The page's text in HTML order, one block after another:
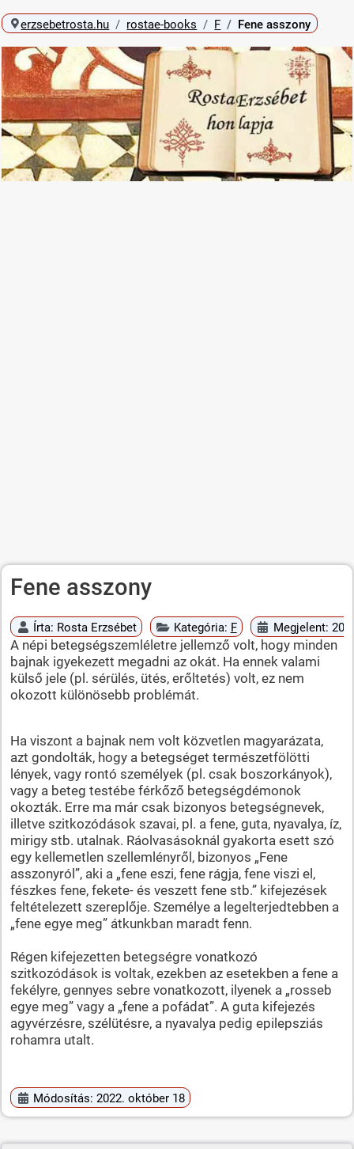
erzsebetrosta.hu rostae-books F Fene asszony
Fene asszony
Írta: Rosta Erzsébet Kategória: F Megjelent:
A népi betegségszemléletre jellemző volt, hogy minden
bajnak igyekezett megadni az okát. Ha ennek valami
külső jele (pl. sérülés, ütés, erőltetés) volt, ez nem
okozott különösebb problémát.
Ha viszont a bajnak nem volt közvetlen magyarázata,
azt gondolták, hogy a betegséget természetfölötti
lények, vagy rontó személyek (pl. csak boszorkányok),
vagy a beteg testébe férkőző betegségdémonok
okozták. Erre ma már csak bizonyos betegségnevek,
illetve szitkozódások szavai, pl. a fene, guta, nyavalya, íz,
mirigy stb. utalnak. Ráolvasásoknál gyakorta esett szó
egy kellemetlen szellemlényről, bizonyos „Fene
asszonyról”, aki a „fene eszi, fene rágja, fene viszi el,
fészkes fene, fekete- és veszett fene stb.” kifejezések
feltételezett szereplője. Személye a legelterjedtebben a
„fene egye meg” átkunkban maradt fenn.
Régen kifejezetten betegségre vonatkozó
szitkozódások is voltak, ezekben az esetekben a fene a
fekélyre, gennyes sebre vonatkozott, ilyenek a „rosseb
egye meg” vagy a „fene a pofádat”. A guta kifejezés
agyvérzésre, szélütésre, a nyavalya pedig epilepsziás
rohamra utalt.
Módosítás: 2022. október 18